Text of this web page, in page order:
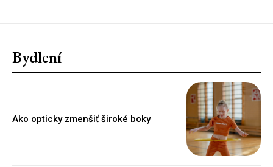
Bydlení
Ako opticky zmenšiť široké boky